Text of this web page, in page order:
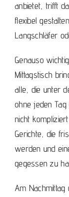
anbietet, trifft
flexibel
Langschläfer
Genauso
Mittagstisch
alle, die unter
ohne jeden
nicht
Gerichte, die
werden und
gegessen zu
Am